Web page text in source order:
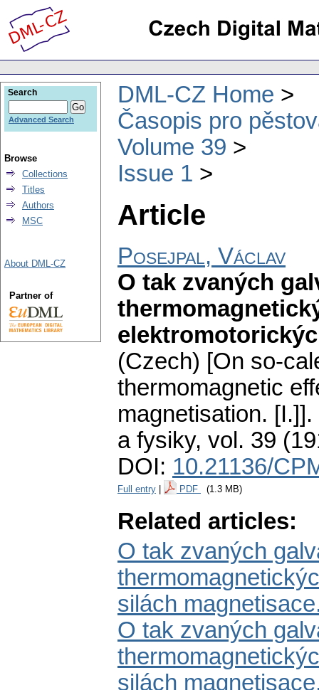
DML-CZ Home
Časopis pro
Volume 39
Issue 1
Article
Posejpal, Václav
O tak zvaných
(Czech) [On so-
thermomagnetic
magnetisation. [I.]].
a fysiky, vol. 39
DOI: 10.21136/
Full entry PDF (1.3 MB)
Related articles:
O tak zvaných
silách
O tak zvaných
silách
Search
Advanced Search
Browse
Collections
Titles
Authors
MSC
About DML-CZ
Partner of